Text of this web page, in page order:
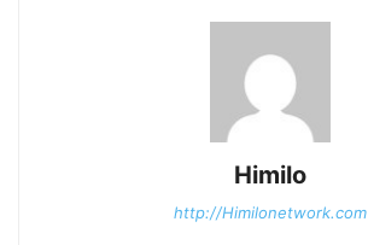
Himilo
http://Himilonetwork.com